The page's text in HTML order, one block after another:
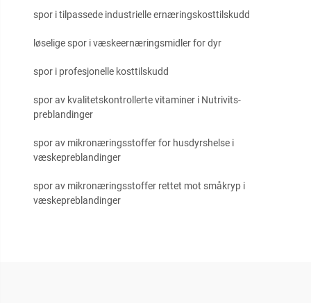
spor i tilpassede industrielle ernæringskosttilskudd
løselige spor i væskeernæringsmidler for dyr
spor i profesjonelle kosttilskudd
spor av kvalitetskontrollerte vitaminer i Nutrivits-
preblandinger
spor av mikronæringsstoffer for husdyrshelse i
væskepreblandinger
spor av mikronæringsstoffer rettet mot småkryp i
væskepreblandinger